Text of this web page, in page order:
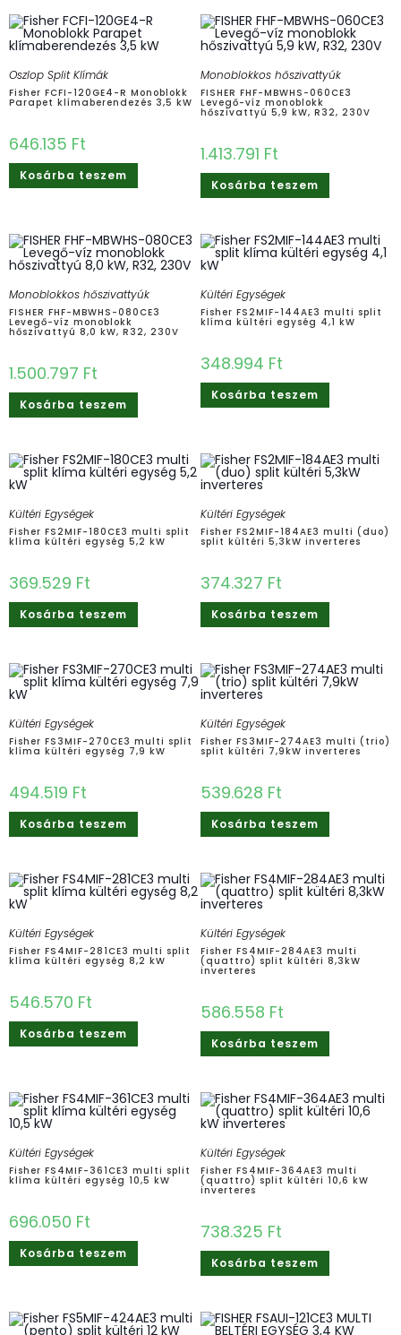
Oszlop Split Klímák
Fisher FCFI-120GE4-R Monoblokk
Parapet klímaberendezés 3,5 kW
646.135 Ft
Kosárba teszem
Monoblokkos hőszivattyúk
FISHER FHF-MBWHS-060CE3
Levegő-víz monoblokk
hőszivattyú 5,9 kW, R32, 230V
1.413.791 Ft
Kosárba teszem
Monoblokkos hőszivattyúk
FISHER FHF-MBWHS-080CE3
Levegő-víz monoblokk
hőszivattyú 8,0 kW, R32, 230V
1.500.797 Ft
Kosárba teszem
Kültéri Egységek
Fisher FS2MIF-144AE3 multi split
klíma kültéri egység 4,1 kW
348.994 Ft
Kosárba teszem
Kültéri Egységek
Fisher FS2MIF-180CE3 multi split
klíma kültéri egység 5,2 kW
369.529 Ft
Kosárba teszem
Kültéri Egységek
Fisher FS2MIF-184AE3 multi (duo)
split kültéri 5,3kW inverteres
374.327 Ft
Kosárba teszem
Kültéri Egységek
Fisher FS3MIF-270CE3 multi split
klíma kültéri egység 7,9 kW
494.519 Ft
Kosárba teszem
Kültéri Egységek
Fisher FS3MIF-274AE3 multi (trio)
split kültéri 7,9kW inverteres
539.628 Ft
Kosárba teszem
Kültéri Egységek
Fisher FS4MIF-281CE3 multi split
klíma kültéri egység 8,2 kW
546.570 Ft
Kosárba teszem
Kültéri Egységek
Fisher FS4MIF-284AE3 multi
(quattro) split kültéri 8,3kW
inverteres
586.558 Ft
Kosárba teszem
Kültéri Egységek
Fisher FS4MIF-361CE3 multi split
klíma kültéri egység 10,5 kW
696.050 Ft
Kosárba teszem
Kültéri Egységek
Fisher FS4MIF-364AE3 multi
(quattro) split kültéri 10,6 kW
inverteres
738.325 Ft
Kosárba teszem